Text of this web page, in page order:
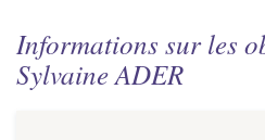
Informations sur les
Sylvaine ADER